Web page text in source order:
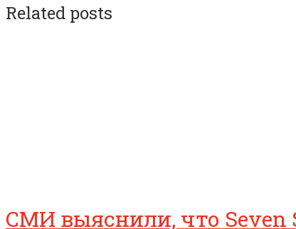
Related posts
СМИ выяснили, что Seven